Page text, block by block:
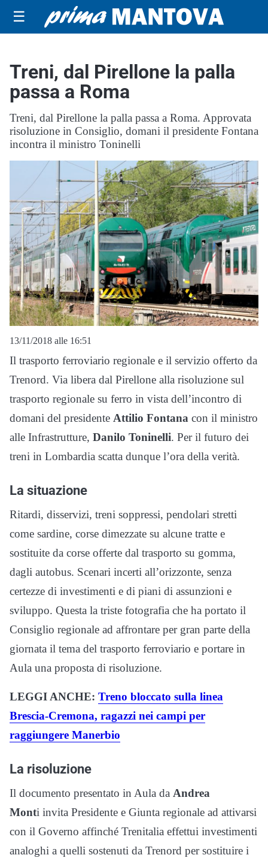
☰
Treni, dal Pirellone la palla
passa a Roma
Treni, dal Pirellone la palla passa a Roma. Approvata
risoluzione in Consiglio, domani il presidente Fontana
incontra il ministro Toninelli
13/11/2018 alle 16:51
Il trasporto ferroviario regionale e il servizio offerto da
Trenord. Via libera dal Pirellone alla risoluzione sul
trasporto regionale su ferro in vista dell’incontro di
domani del presidente Attilio Fontana con il ministro
alle Infrastrutture, Danilo Toninelli. Per il futuro dei
treni in Lombardia scatta dunque l’ora della verità.
La situazione
Ritardi, disservizi, treni soppressi, pendolari stretti
come sardine, corse dimezzate su alcune tratte e
sostituite da corse offerte dal trasporto su gomma,
dagli autobus. Scenari incerti all’orizzonte, senza
certezze di investimenti e di piani di assunzioni e
sviluppo. Questa la triste fotografia che ha portato il
Consiglio regionale ad affrontare per gran parte della
giornata il tema del trasporto ferroviario e portare in
Aula una proposta di risoluzione.
LEGGI ANCHE: Treno bloccato sulla linea
Brescia-Cremona, ragazzi nei campi per
raggiungere Manerbio
La risoluzione
Il documento presentato in Aula da Andrea
Monti invita Presidente e Giunta regionale ad attivarsi
con il Governo affinché Trenitalia effettui investimenti
analoghi a quelli sostenuti da Trenord per sostituire i